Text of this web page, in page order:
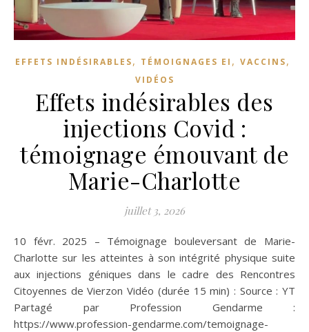
EFFETS INDÉSIRABLES, TÉMOIGNAGES EI , VACCINS,
VIDÉOS
Effets indésirables des
injections Covid :
témoignage émouvant de
Marie-Charlotte
juillet 3, 2026
10 févr. 2025 – Témoignage bouleversant de Marie-
Charlotte sur les atteintes à son intégrité physique suite
aux injections géniques dans le cadre des Rencontres
Citoyennes de Vierzon Vidéo (durée 15 min) : Source : YT
Partagé par Profession Gendarme :
https://www.profession-gendarme.com/temoignage-